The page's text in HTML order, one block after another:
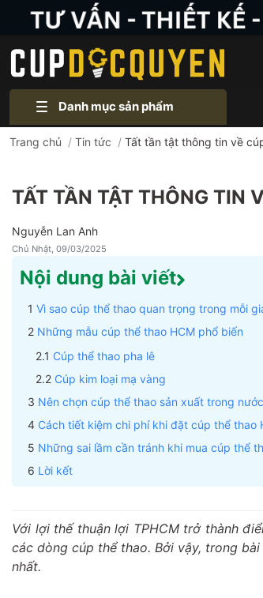
Danh mục sản phẩm
Trang chủ / Tin tức / Tất tần tật thông tin về
TẤT TẦN TẬT THÔNG TIN
Nguyễn Lan Anh
Chủ Nhật, 09/03/2025
Nội dung bài viết
Vì sao cúp thể thao quan trọng trong mỗi
Những mẫu cúp thể thao HCM phổ biến
Cúp thể thao pha lê
Cúp kim loại mạ vàng
Nên chọn cúp thể thao sản xuất trong
Cách tiết kiệm chi phí khi đặt cúp thể thao
Những sai lầm cần tránh khi mua cúp thể
Lời kết
Với lợi thế thuận lợi TPHCM trở thành
các dòng cúp thể thao. Bởi vậy, trong
nhất.